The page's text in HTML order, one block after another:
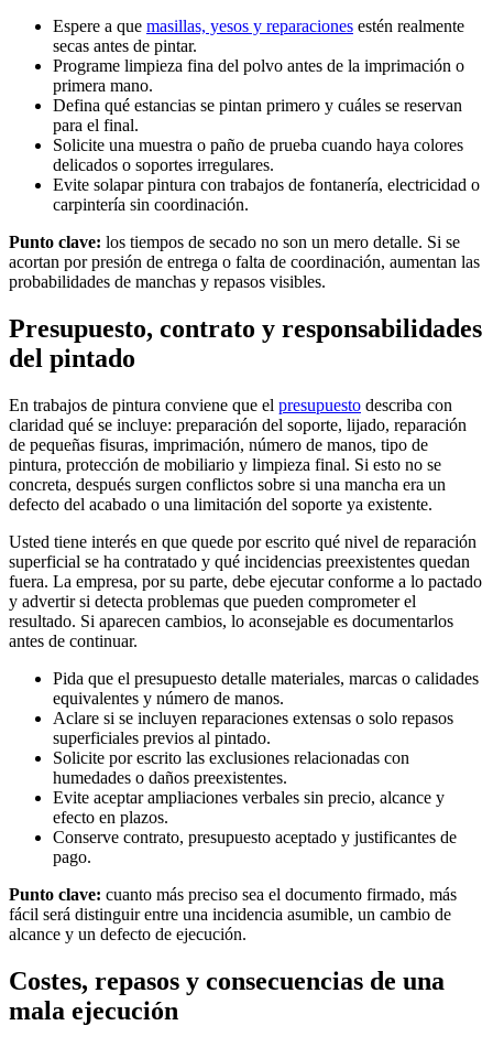
Espere a que masillas, yesos y reparaciones estén realmente
secas antes de pintar.
Programe limpieza fina del polvo antes de la imprimación o
primera mano.
Defina qué estancias se pintan primero y cuáles se reservan
para el final.
Solicite una muestra o paño de prueba cuando haya colores
delicados o soportes irregulares.
Evite solapar pintura con trabajos de fontanería, electricidad o
carpintería sin coordinación.
Punto clave: los tiempos de secado no son un mero detalle. Si se
acortan por presión de entrega o falta de coordinación, aumentan las
probabilidades de manchas y repasos visibles.
Presupuesto, contrato y responsabilidades
del pintado
En trabajos de pintura conviene que el presupuesto describa con
claridad qué se incluye: preparación del soporte, lijado, reparación
de pequeñas fisuras, imprimación, número de manos, tipo de
pintura, protección de mobiliario y limpieza final. Si esto no se
concreta, después surgen conflictos sobre si una mancha era un
defecto del acabado o una limitación del soporte ya existente.
Usted tiene interés en que quede por escrito qué nivel de reparación
superficial se ha contratado y qué incidencias preexistentes quedan
fuera. La empresa, por su parte, debe ejecutar conforme a lo pactado
y advertir si detecta problemas que pueden comprometer el
resultado. Si aparecen cambios, lo aconsejable es documentarlos
antes de continuar.
Pida que el presupuesto detalle materiales, marcas o calidades
equivalentes y número de manos.
Aclare si se incluyen reparaciones extensas o solo repasos
superficiales previos al pintado.
Solicite por escrito las exclusiones relacionadas con
humedades o daños preexistentes.
Evite aceptar ampliaciones verbales sin precio, alcance y
efecto en plazos.
Conserve contrato, presupuesto aceptado y justificantes de
pago.
Punto clave: cuanto más preciso sea el documento firmado, más
fácil será distinguir entre una incidencia asumible, un cambio de
alcance y un defecto de ejecución.
Costes, repasos y consecuencias de una
mala ejecución